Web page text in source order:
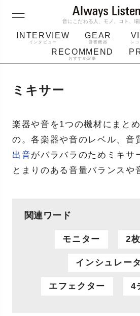
音にこだわる人、モノ、コト、
INTERVIEW
インタビュー
GEAR
音響機器 レ
RECOMMEND
おすすめ記事
ジャケット
ミキサー
楽器や音を1つの機材にまと
の。各楽器や音のレベル、音
出音がバラバラのためミキサ
とまりのある音量バランスや
関連ワード
モニター 2
インシュレー
エフェクター 4